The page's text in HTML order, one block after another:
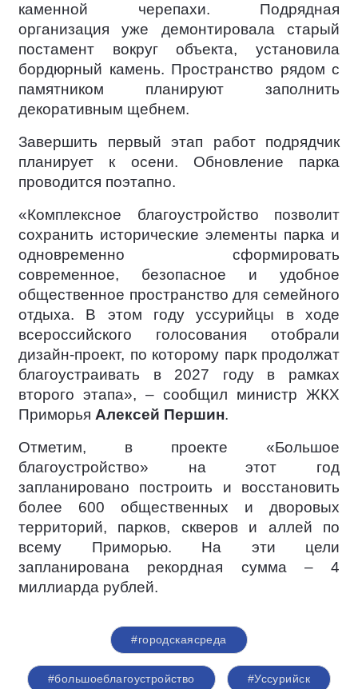
каменной черепахи. Подрядная
организация уже демонтировала старый
постамент вокруг объекта, установила
бордюрный камень. Пространство рядом с
памятником планируют заполнить
декоративным щебнем.
Завершить первый этап работ подрядчик
планирует к осени. Обновление парка
проводится поэтапно.
«Комплексное благоустройство позволит
сохранить исторические элементы парка и
одновременно сформировать
современное, безопасное и удобное
общественное пространство для семейного
отдыха. В этом году уссурийцы в ходе
всероссийского голосования отобрали
дизайн-проект, по которому парк продолжат
благоустраивать в 2027 году в рамках
второго этапа», – сообщил министр ЖКХ
Приморья Алексей Першин.
Отметим, в проекте «Большое
благоустройство» на этот год
запланировано построить и восстановить
более 600 общественных и дворовых
территорий, парков, скверов и аллей по
всему Приморью. На эти цели
запланирована рекордная сумма – 4
миллиарда рублей.
#городскаясреда
#большоеблагоустройство #Уссурийск